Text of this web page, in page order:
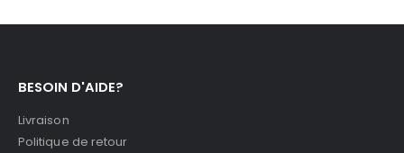
BESOIN D'AIDE?
Livraison
Politique de retour